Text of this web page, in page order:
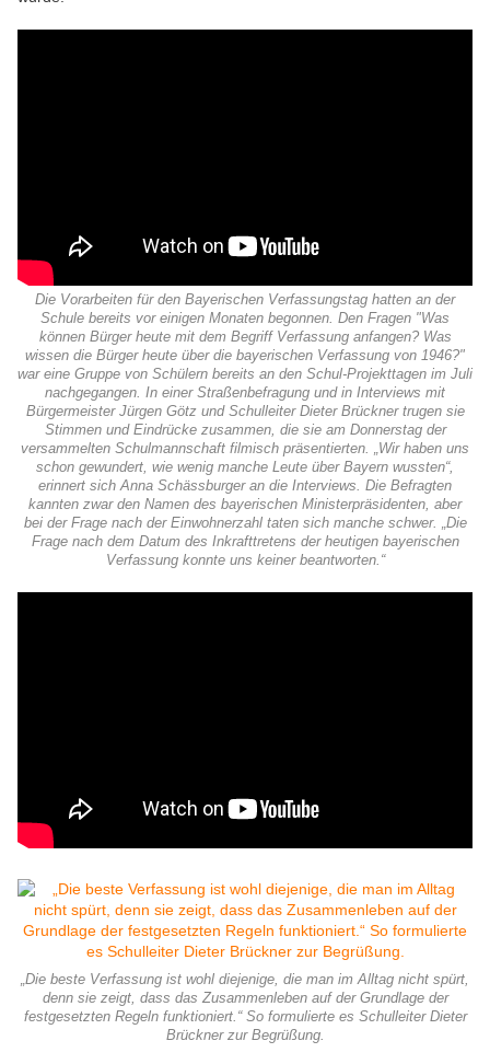
Die Vorarbeiten für den Bayerischen Verfassungstag hatten an der
Schule bereits vor einigen Monaten begonnen. Den Fragen "Was
können Bürger heute mit dem Begriff Verfassung anfangen? Was
wissen die Bürger heute über die bayerischen Verfassung von 1946?"
war eine Gruppe von Schülern bereits an den Schul-Projekttagen im Juli
nachgegangen. In einer Straßenbefragung und in Interviews mit
Bürgermeister Jürgen Götz und Schulleiter Dieter Brückner trugen sie
Stimmen und Eindrücke zusammen, die sie am Donnerstag der
versammelten Schulmannschaft filmisch präsentierten. „Wir haben uns
schon gewundert, wie wenig manche Leute über Bayern wussten“,
erinnert sich Anna Schässburger an die Interviews. Die Befragten
kannten zwar den Namen des bayerischen Ministerpräsidenten, aber
bei der Frage nach der Einwohnerzahl taten sich manche schwer. „Die
Frage nach dem Datum des Inkrafttretens der heutigen bayerischen
Verfassung konnte uns keiner beantworten.“
„Die beste Verfassung ist wohl diejenige, die man im Alltag nicht spürt,
denn sie zeigt, dass das Zusammenleben auf der Grundlage der
festgesetzten Regeln funktioniert.“ So formulierte es Schulleiter Dieter
Brückner zur Begrüßung.